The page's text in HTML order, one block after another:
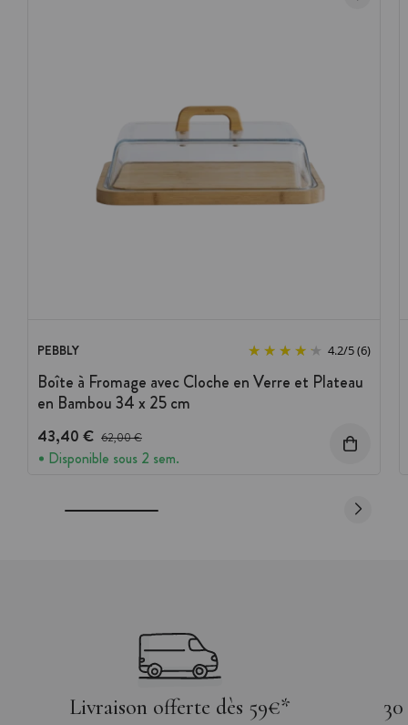
PEBBLY 4.2/5(6)
Boîte à Fromage avec Cloche en Verre et Plateau
en Bambou 34 x 25 cm
43,40 € Prix avant réduction :
62,00 €
Disponible sous 2 sem.
Livraison offerte dès 59€*